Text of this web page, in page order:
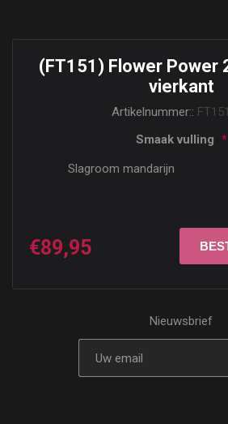
(FT151) Flower Power
vierkant
Artikelnummer::
Smaak vulling *
€89,95
Nieuwsbrief